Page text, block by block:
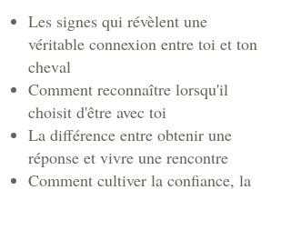
Les signes qui révèlent une
véritable connexion entre toi et ton
cheval
Comment reconnaître lorsqu'il
choisit d'être avec toi
La différence entre obtenir une
réponse et vivre une rencontre
Comment cultiver la confiance, la